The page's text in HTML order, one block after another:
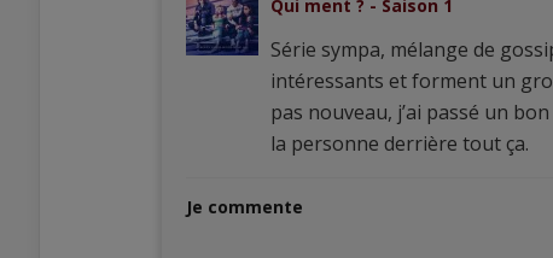
Qui ment ? - Saison 1
Série sympa, mélange de
intéressants et forment un
pas nouveau, j’ai passé un
la personne derrière tout ça.
Je commente